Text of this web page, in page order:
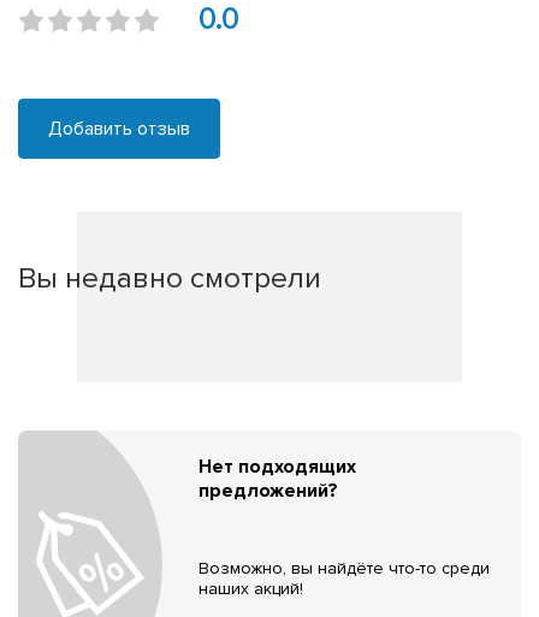
0.0
Добавить отзыв
Вы недавно смотрели
Нет подходящих
предложений?
Возможно, вы найдёте что-то среди
наших акций!